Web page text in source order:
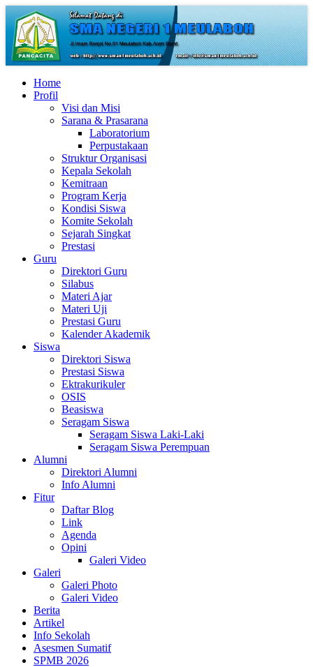
Home
Profil
Visi dan Misi
Sarana & Prasarana
Laboratorium
Perpustakaan
Struktur Organisasi
Kepala Sekolah
Kemitraan
Program Kerja
Kondisi Siswa
Komite Sekolah
Sejarah Singkat
Prestasi
Guru
Direktori Guru
Silabus
Materi Ajar
Materi Uji
Prestasi Guru
Kalender Akademik
Siswa
Direktori Siswa
Prestasi Siswa
Ektrakurikuler
OSIS
Beasiswa
Seragam Siswa
Seragam Siswa Laki-Laki
Seragam Siswa Perempuan
Alumni
Direktori Alumni
Info Alumni
Fitur
Daftar Blog
Link
Agenda
Opini
Galeri Video
Galeri
Galeri Photo
Galeri Video
Berita
Artikel
Info Sekolah
Asesmen Sumatif
SPMB 2026